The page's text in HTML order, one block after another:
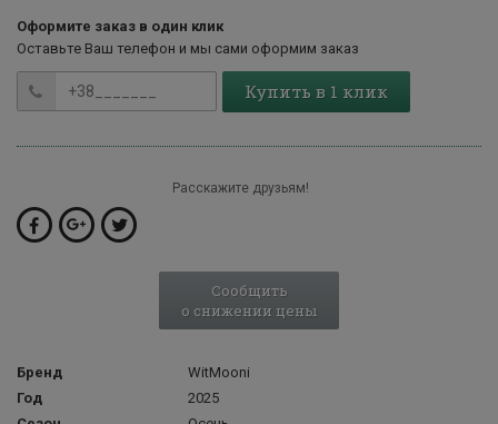
Оформите заказ в один клик
Оставьте Ваш телефон и мы сами оформим заказ
Купить в 1 клик
Расскажите друзьям!
Сообщить
о снижении цены
Бренд
WitMooni
Год
2025